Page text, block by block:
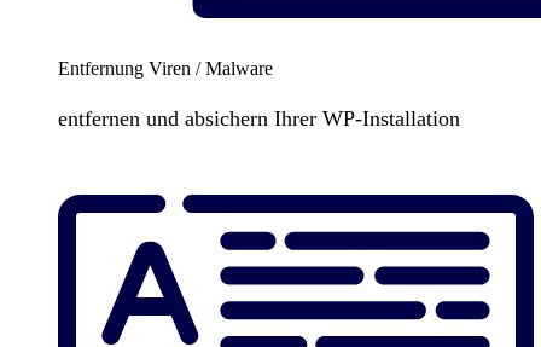
Entfernung Viren / Malware
entfernen und absichern Ihrer WP-Installation